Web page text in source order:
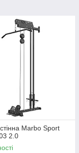
Marbo Sport
2.0